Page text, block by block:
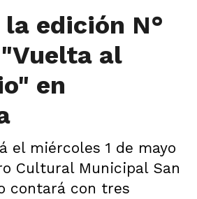
la edición N°
al
en
el miércoles 1 de mayo
Cultural Municipal San
contará con tres